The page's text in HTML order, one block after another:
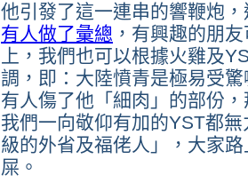
他引發了這一連串的響鞭炮
有人做了彙總 ，有興趣的朋
上，我們也可以根據火雞及
調，即：大陸憤青是極易受
有人傷了他「細肉」的部份
我們一向敬仰有加的YST都
級的外省及福佬人」，大家
屎。